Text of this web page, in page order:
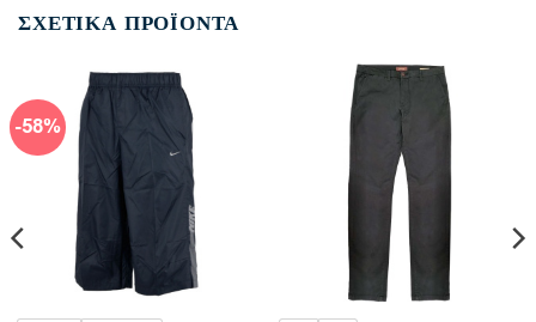
ΣΧΕΤΙΚΆ ΠΡΟΪΌΝΤΑ
-58%